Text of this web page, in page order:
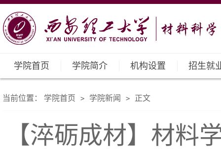
学院首页 学院简介 机构设置 招生就
当前位置： 学院首页 > 学院新闻 > 正文
【淬砺成材】材料